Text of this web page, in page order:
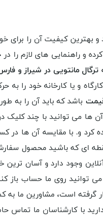
و بهترین کیفیت آن را
و راهنمایی های لازم را در
مانتویی در شیراز و
و یا کارخانه خود را به
باشد که باید آن را به
ها می توانید با چند
و. با مقایسه آن ها در
نقطه ای که باشید محصول
وجود دارد و آسان ترین
می توانید روی ما حساب باز
است، مشاورین ما به
با کارشناسان ما تماس